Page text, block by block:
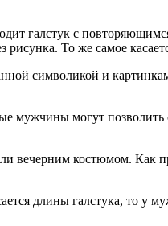
галстук с
То же самое
символикой и
могут позволить
вечерним костюмом. Как
длины галстука, то у